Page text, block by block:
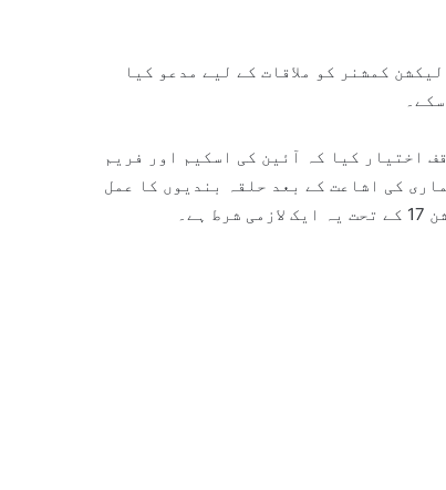
کمشنر کو ملاقات کے لیے مدعو کیا
اختیار کیا کہ آئین کی اسکیم اور فریم
کی اشاعت کے بعد حلقہ بندیوں کا عمل